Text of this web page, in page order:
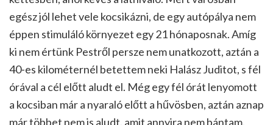
egész jól lehet vele kocsikázni, de egy autópálya nem
éppen stimuláló környezet egy 21 hónaposnak. Amíg
ki nem értünk Pestről persze nem unatkozott, aztán a
40-es kilométernél betettem neki Halász Juditot, s fél
órával a cél előtt aludt el. Még egy fél órát lenyomott
a kocsiban már a nyaraló előtt a hűvösben, aztán aznap
már többet nem is aludt, amit annyira nem bántam,